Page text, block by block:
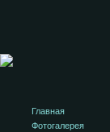
Главная
Фотогалерея